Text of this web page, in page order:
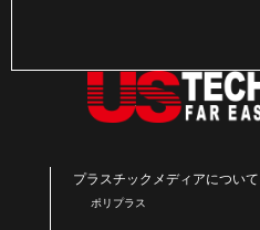
プラスチックメディアについて
ポリプラス